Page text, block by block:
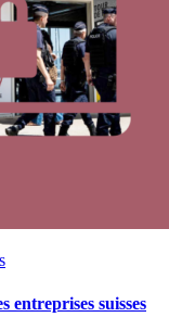
entreprises suisses